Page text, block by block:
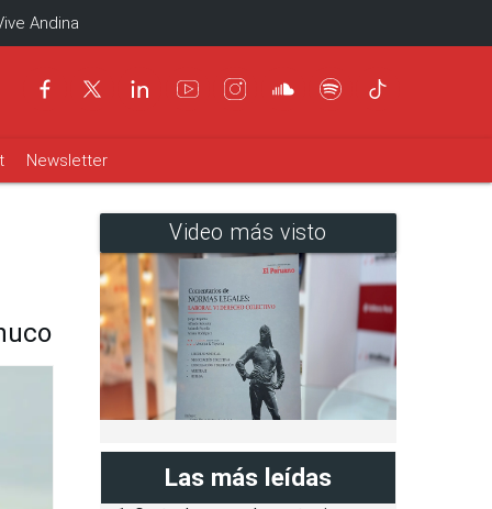
Andina
Newsletter
Video más visto
Las más leídas